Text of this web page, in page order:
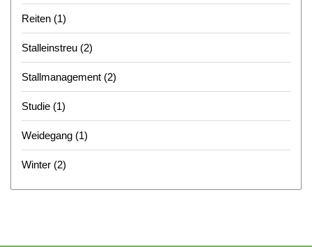
Reiten (1)
Stalleinstreu (2)
Stallmanagement (2)
Studie (1)
Weidegang (1)
Winter (2)